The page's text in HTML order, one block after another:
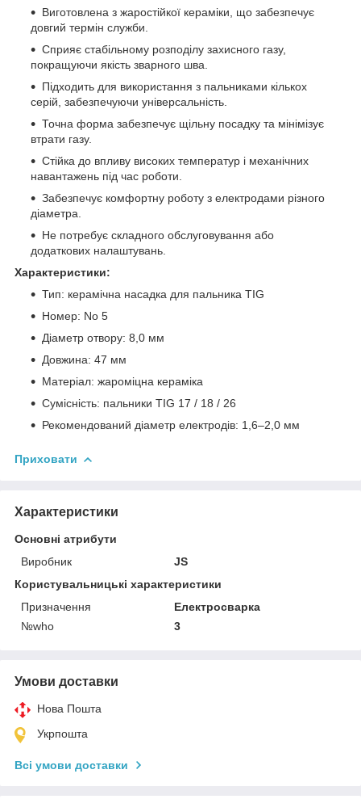
Виготовлена з жаростійкої кераміки, що забезпечує
довгий термін служби.
Сприяє стабільному розподілу захисного газу,
покращуючи якість зварного шва.
Підходить для використання з пальниками кількох
серій, забезпечуючи універсальність.
Точна форма забезпечує щільну посадку та мінімізує
втрати газу.
Стійка до впливу високих температур і механічних
навантажень під час роботи.
Забезпечує комфортну роботу з електродами різного
діаметра.
Не потребує складного обслуговування або
додаткових налаштувань.
Характеристики:
Тип: керамічна насадка для пальника TIG
Номер: No 5
Діаметр отвору: 8,0 мм
Довжина: 47 мм
Матеріал: жароміцна кераміка
Сумісність: пальники TIG 17 / 18 / 26
Рекомендований діаметр електродів: 1,6–2,0 мм
Приховати
Характеристики
Основні атрибути
Виробник
JS
Користувальницькі характеристики
Призначення
Електросварка
№who
3
Умови доставки
Нова Пошта
Укрпошта
Всі умови доставки